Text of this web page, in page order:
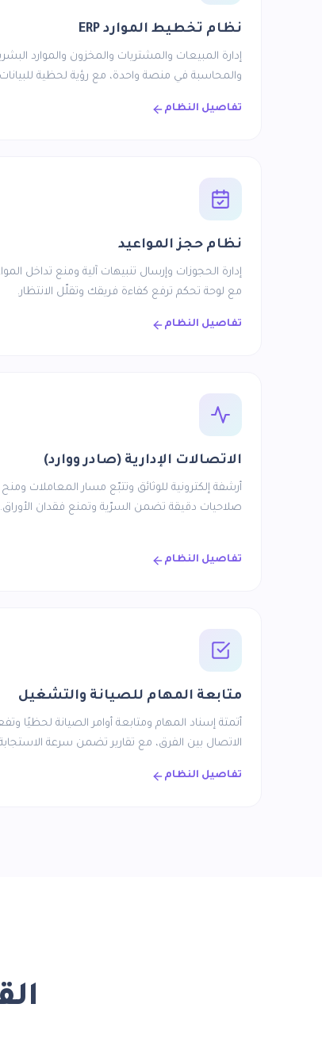
نظام تخطيط الموارد ERP
إدارة المبيعات والمشتريات والمخزون والموارد
والمحاسبة في منصة واحدة، مع رؤية لحظية
تفاصيل النظام
نظام حجز المواعيد
إدارة الحجوزات وإرسال تنبيهات آلية ومنع تداخل
مع لوحة تحكم ترفع كفاءة فريقك وتقلّل الانتظار.
تفاصيل النظام
الاتصالات الإدارية (صادر ووارد)
أرشفة إلكترونية للوثائق وتتبّع مسار المعاملات ومنح
صلاحيات دقيقة تضمن السرّية وتمنع فقدان الأوراق.
تفاصيل النظام
متابعة المهام للصيانة والتشغيل
أتمتة إسناد المهام ومتابعة أوامر الصيانة لحظيًا
الاتصال بين الفرق، مع تقارير تضمن سرعة
تفاصيل النظام